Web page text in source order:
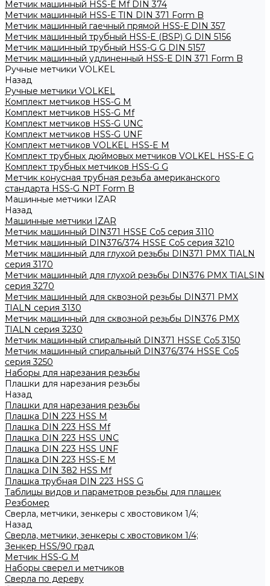
Метчик машинный HSS-Е Mf DIN 374
Метчик машинный HSS-Е TIN DIN 371 Form B
Метчик машинный гаечный прямой HSS-Е DIN 357
Метчик машинный трубный HSS-E (BSP) G DIN 5156
Метчик машинный трубный HSS-G G DIN 5157
Метчик машинный удлиненный HSS-Е DIN 371 Form B
Ручные метчики VOLKEL
Назад
Ручные метчики VOLKEL
Комплект метчиков HSS-G M
Комплект метчиков HSS-G Mf
Комплект метчиков HSS-G UNC
Комплект метчиков HSS-G UNF
Комплект метчиков VOLKEL HSS-E M
Комплект трубных дюймовых метчиков VOLKEL HSS-E G
Комплект трубных метчиков HSS-G G
Метчик конусная трубная резьба американского
стандарта HSS-G NPT Form B
Машинные метчики IZAR
Назад
Машинные метчики IZAR
Метчик машинный DIN371 HSSE Co5 серия 3110
Метчик машинный DIN376/374 HSSE Co5 серия 3210
Метчик машинный для глухой резьбы DIN371 PMX TIALN
серия 3170
Метчик машинный для глухой резьбы DIN376 PMX TIALSIN
серия 3270
Метчик машинный для сквозной резьбы DIN371 PMX
TIALN серия 3130
Метчик машинный для сквозной резьбы DIN376 PMX
TIALN серия 3230
Метчик машинный спиральный DIN371 HSSE Co5 3150
Метчик машинный спиральный DIN376/374 HSSE Co5
серия 3250
Наборы для нарезания резьбы
Плашки для нарезания резьбы
Назад
Плашки для нарезания резьбы
Плашка DIN 223 HSS M
Плашка DIN 223 HSS Mf
Плашка DIN 223 HSS UNC
Плашка DIN 223 HSS UNF
Плашка DIN 223 HSS-Е M
Плашка DIN 382 HSS Mf
Плашка трубная DIN 223 HSS G
Таблицы видов и параметров резьбы для плашек
Резбомер
Сверла, метчики, зенкеры с хвостовиком 1/4;
Назад
Сверла, метчики, зенкеры с хвостовиком 1/4;
Зенкер HSS/90 град
Метчик HSS-G М
Наборы сверел и метчиков
Сверла по дереву